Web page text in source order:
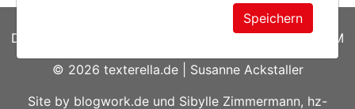
DATENSCHUTZERKLÄRUNG COOKIES|IMPRESSUM
© 2026 texterella.de| Susanne Ackstaller
Site by blogwork.de und Sibylle Zimmermann, hz-
Speichern